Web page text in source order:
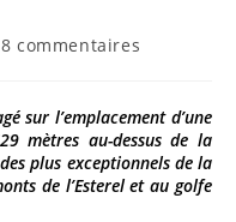
:
8 commentaires
sur l’emplacement d’une
mètres au-dessus de la
plus exceptionnels de la
de l’Esterel et au golfe